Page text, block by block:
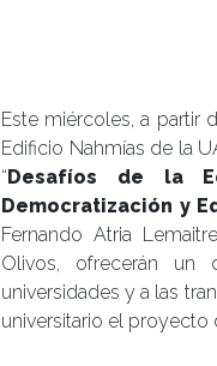
Este miércoles, a partir
Edificio Nahmías de la
“ Desafíos de la
Democratización y
Fernando Atria
Olivos, ofrecerán
universidades y a las
universitario el proyecto